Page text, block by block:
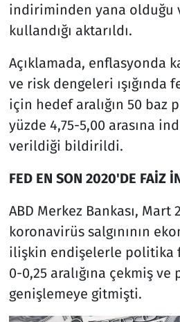
indiriminden yana olduğu
kullandığı aktarıldı.
Açıklamada, enflasyonda
ve risk dengeleri ışığında
için hedef aralığın 50 baz
yüzde 4,75-5,00 arasına
verildiği bildirildi.
FED EN SON 2020'DE FAİZ
ABD Merkez Bankası,
koronavirüs salgınının
ilişkin endişelerle politika
0-0,25 aralığına çekmiş ve
genişlemeye gitmişti.
Televizyon